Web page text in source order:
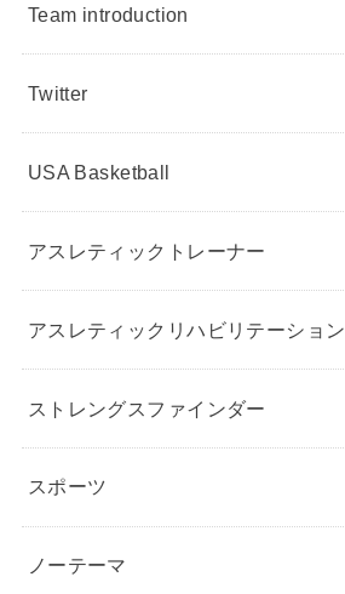
Team introduction
Twitter
USA Basketball
アスレティックトレーナー
アスレティックリハビリテーション
ストレングスファインダー
スポーツ
ノーテーマ